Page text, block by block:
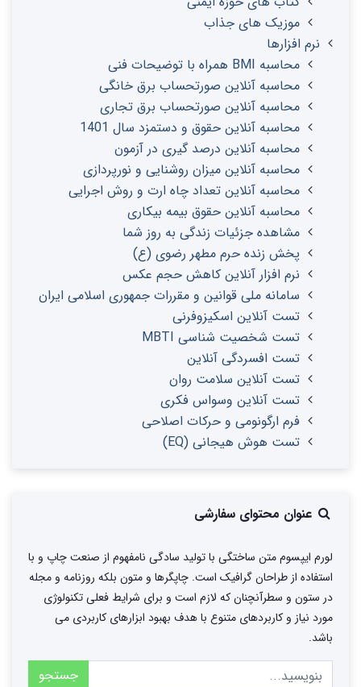
موزیک های جذاب
نرم افزارها
محاسبه BMI همراه با توضیحات فنی
محاسبه آنلاین صورتحساب برق خانگی
محاسبه آنلاین صورتحساب برق تجاری
محاسبه آنلاین حقوق و دستمزد سال 1401
محاسبه آنلاین درصد گیری در آزمون
محاسبه آنلاین میزان روشنایی و نورپردازی
محاسبه آنلاین تعداد چاه ارت و روش اجرایی
محاسبه آنلاین حقوق بیمه بیکاری
مشاهده جزئیات زندگی به روز شما
پخش زنده حرم مطهر رضوی (ع)
نرم افزار آنلاین کاهش حجم عکس
سامانه ملی قوانین و مقررات جمهوری اسلامی ایران
تست آنلاین اسکیزوفرنی
تست شخصیت شناسی MBTI
تست افسردگی آنلاین
تست آنلاین سلامت روان
تست آنلاین وسواس فکری
فرم ارگونومی و حرکات اصلاحی
تست هوش هیجانی (EQ)
عنوان محتوای سفارشی
لورم ایپسوم متن ساختگی با تولید سادگی نامفهوم از صنعت چاپ و با
استفاده از طراحان گرافیک است. چاپگرها و متون بلکه روزنامه و مجله
در ستون و سطرآنچنان که لازم است و برای شرایط فعلی تکنولوژی
مورد نیاز و کاربردهای متنوع با هدف بهبود ابزارهای کاربردی می
باشد.
جستجو